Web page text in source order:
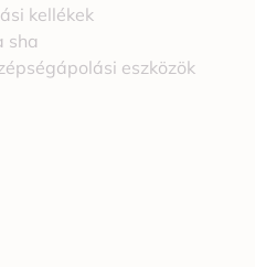
kellékek
sha
eszközök